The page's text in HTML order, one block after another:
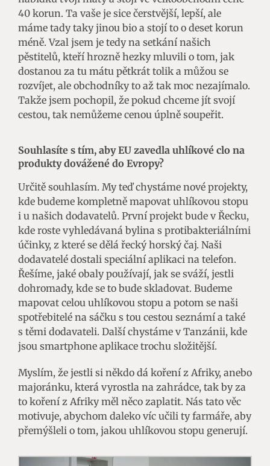
40 korun. Ta vaše je sice čerstvější, lepší, ale
máme tady taky jinou bio a stojí to o deset korun
méně. Vzal jsem je tedy na setkání našich
pěstitelů, kteří hrozně hezky mluvili o tom, jak
dostanou za tu mátu pětkrát tolik a můžou se
rozvíjet, ale obchodníky to až tak moc nezajímalo.
Takže jsem pochopil, že pokud chceme jít svojí
cestou, tak nemůžeme cenou úplně soupeřit.
Souhlasíte s tím, aby EU zavedla uhlíkové clo na
produkty dovážené do Evropy?
Určitě souhlasím. My teď chystáme nové projekty,
kde budeme kompletně mapovat uhlíkovou stopu
i u našich dodavatelů. První projekt bude v Řecku,
kde roste vyhledávaná bylina s protibakteriálními
účinky, z které se dělá řecký horský čaj. Naši
dodavatelé dostali speciální aplikaci na telefon.
Řešíme, jaké obaly používají, jak se sváží, jestli
dohromady, kde se to bude skladovat. Budeme
mapovat celou uhlíkovou stopu a potom se naši
spotřebitelé na sáčku s tou cestou seznámí a také
s těmi dodavateli. Další chystáme v Tanzánii, kde
jsou smartphone aplikace trochu složitější.
Myslím, že jestli si někdo dá koření z Afriky, anebo
majoránku, která vyrostla na zahrádce, tak by za
to koření z Afriky měl něco zaplatit. Nás tato věc
motivuje, abychom daleko víc učili ty farmáře, aby
přemýšleli o tom, jakou uhlíkovou stopu generují.